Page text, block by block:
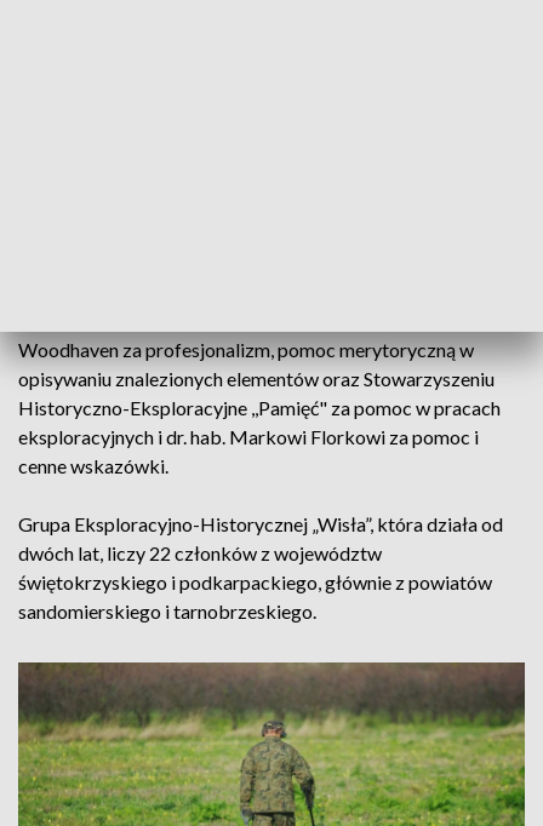
Woodhaven za profesjonalizm, pomoc merytoryczną w
opisywaniu znalezionych elementów oraz Stowarzyszeniu
Historyczno-Eksploracyjne ,,Pamięć" za pomoc w pracach
eksploracyjnych i dr. hab. Markowi Florkowi za pomoc i
cenne wskazówki.
Grupa Eksploracyjno-Historycznej „Wisła”, która działa od
dwóch lat, liczy 22 członków z województw
świętokrzyskiego i podkarpackiego, głównie z powiatów
sandomierskiego i tarnobrzeskiego.